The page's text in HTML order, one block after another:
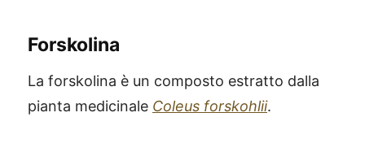
Forskolina
La forskolina è un composto estratto dalla
pianta medicinale Coleus forskohlii.